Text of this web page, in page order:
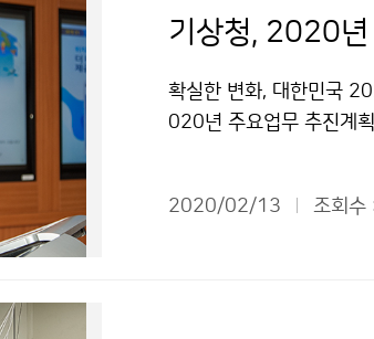
기상청, 2020년
확실한 변화, 대한민국
020년 주요업무 추진계
형산불 등 긴급 기상정보
2020/02/13 조회수